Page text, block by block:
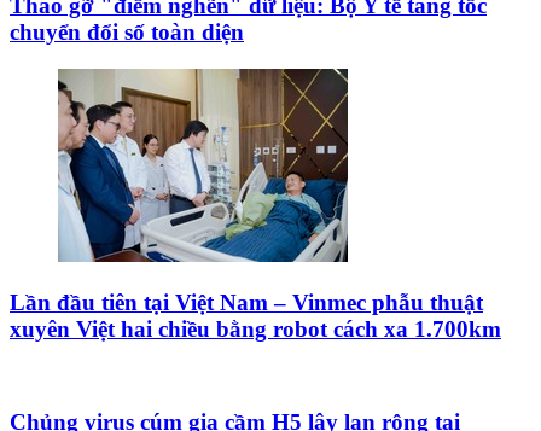
Không được thu thêm tiền của người bệnh BHYT
nếu không khám theo yêu cầu
Báo động xu hướng gia tăng người trẻ mắc ung thư
chuyển đổi số toàn diện